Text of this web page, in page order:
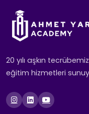
20 yılı aşkın
eğitim hizmetleri